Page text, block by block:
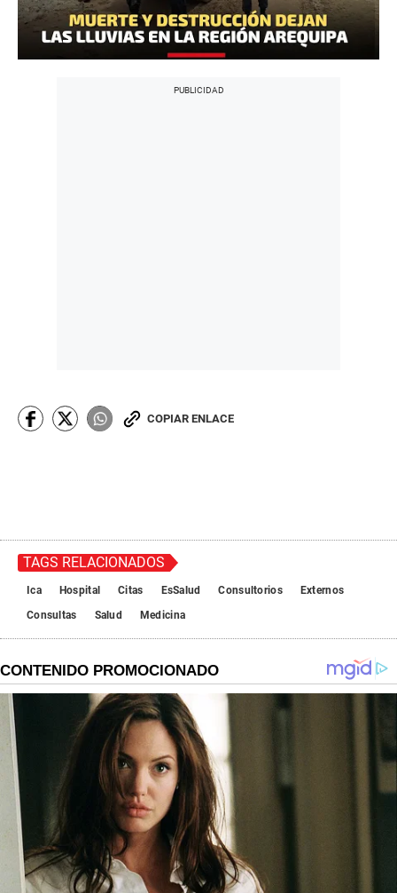
COPIAR ENLACE
TAGS RELACIONADOS
Ica Hospital Citas EsSalud Consultorios
Externos
Consultas
Salud Medicina